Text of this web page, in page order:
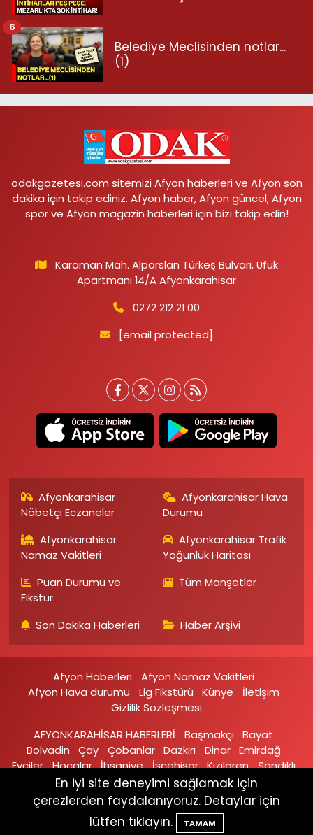
Belediye Meclisinden notlar...
(1)
6
odakgazetesi.com sitemizi Afyon haberleri ve Afyon son
dakika için takip ediniz. Afyon haber, Afyon güncel, Afyon
spor ve Afyon magazin haberleri için bizi takip edin!
Karaman Mah. Alparslan Türkeş Bulvarı, Ufuk
Apartmanı 14/A Afyonkarahisar
0272 212 21 00
[email protected]
Afyonkarahisar
Nöbetçi Eczaneler
Afyonkarahisar Hava
Durumu
Afyonkarahisar
Namaz Vakitleri
Afyonkarahisar Trafik
Yoğunluk Haritası
Puan Durumu ve
Fikstür
Tüm Manşetler
Son Dakika Haberleri Haber Arşivi
Afyon Haberleri
Afyon Namaz Vakitleri
Afyon Hava durumu
Lig Fikstürü Künye
İletişim
Gizlilik Sözleşmesi
AFYONKARAHİSAR HABERLERİ
Başmakçı
Bayat
Bolvadin
Çay Çobanlar Dazkırı Dinar Emirdağ‎
Evciler‎ Hocalar İhsaniye‎ İscehisar Kızılören‎ Sandıklı‎
Sinanpaşa Şuhut Sultandağı
Haber Yazılımı: TE Bilişim
En iyi site deneyimi sağlamak için
çerezlerden faydalanıyoruz. Detaylar için
lütfen tıklayın.
TAMAM